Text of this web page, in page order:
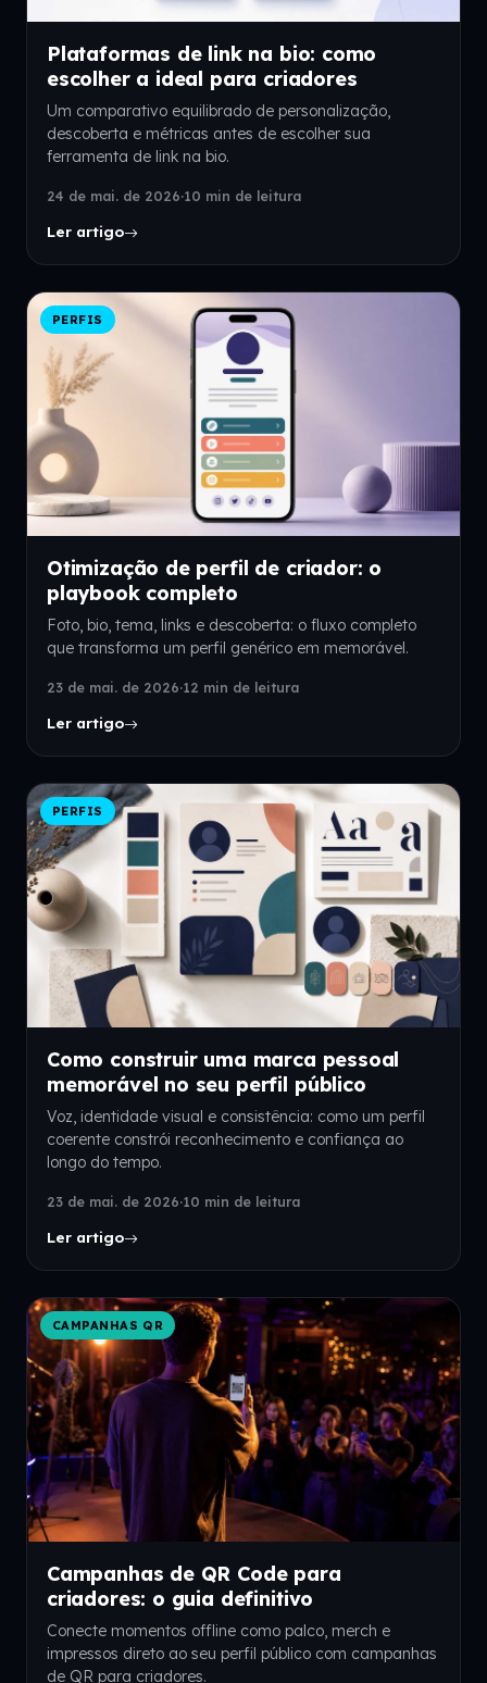
Plataformas de link na bio: como
escolher a ideal para criadores
Um comparativo equilibrado de personalização,
descoberta e métricas antes de escolher sua
ferramenta de link na bio.
24 de mai. de 2026·10 min de leitura
Ler artigo
PERFIS
Otimização de perfil de criador: o
playbook completo
Foto, bio, tema, links e descoberta: o fluxo completo
que transforma um perfil genérico em memorável.
23 de mai. de 2026·12 min de leitura
Ler artigo
PERFIS
Como construir uma marca pessoal
memorável no seu perfil público
Voz, identidade visual e consistência: como um perfil
coerente constrói reconhecimento e confiança ao
longo do tempo.
23 de mai. de 2026·10 min de leitura
Ler artigo
CAMPANHAS QR
Campanhas de QR Code para
criadores: o guia definitivo
Conecte momentos offline como palco, merch e
impressos direto ao seu perfil público com campanhas
de QR para criadores.